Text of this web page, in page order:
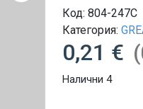
Код: 804-247C
Категория:
0,21 €
Налични 4